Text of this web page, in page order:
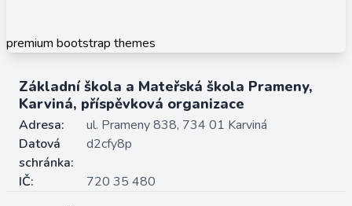
premium bootstrap themes
Základní škola a Mateřská škola Prameny,
Karviná, příspěvková organizace
Adresa:
ul. Prameny 838, 734 01 Karviná
Datová
schránka:
d2cfy8p
IČ: 720 35 480